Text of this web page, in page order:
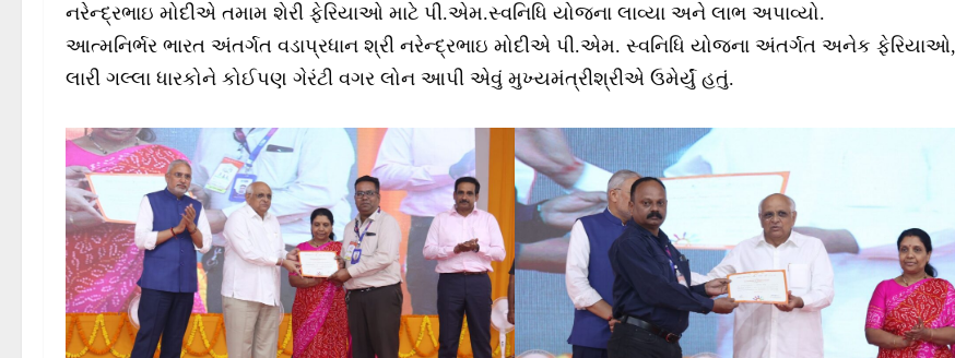
નરેન્દ્રભાઇ મોદીએ તમામ શેરી ફેરિયાઓ માટે પી.એમ.સ્વનિધિ યોજના લાવ્યા અને લાભ અપાવ્યો.
આત્મનિર્ભર ભારત અંતર્ગત વડાપ્રધાન શ્રી નરેન્દ્રભાઇ મોદીએ પી.એમ. સ્વનિધિ યોજના અંતર્ગત અનેક ફેરિયાઓ,
લારી ગલ્લા ધારકોને કોઈપણ ગેરંટી વગર લોન આપી એવું મુખ્યમંત્રીશ્રીએ ઉમેર્યું હતું.